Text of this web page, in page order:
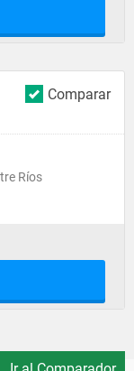
Comparar
Ríos